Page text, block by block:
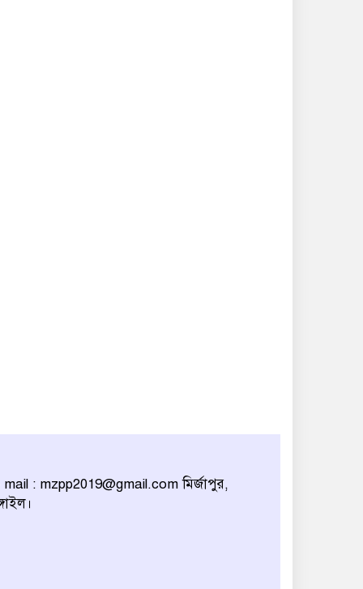
mail : mzpp2019@gmail.com মির্জাপুর,